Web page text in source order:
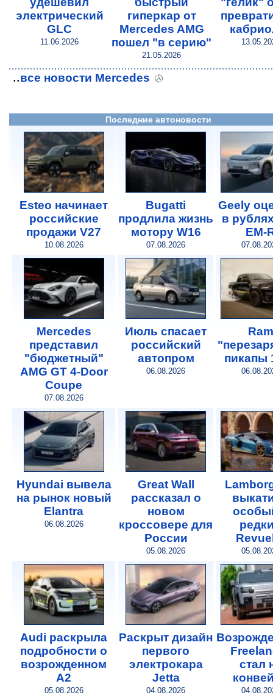
электрический
GLC
11.06.2026
гиперкар от
Mercedes AMG
пошел "в серию"
21.05.2026
..все новости Mercedes
Последние автоновости
Esteo начинает
российские
продажи V27
10.08.2026
Bugatti
продлила жизнь
мотору W16
07.08.2026
Geely
в
EM-
Mercedes
представил
"бюджетный"
AMG GT 4-Door
Coupe
07.08.2026
Июль спасает
российский
автопром
06.08.2026
Ram
пикапы
Hyundai вывела
на рынок новый
Elantra
06.08.2026
Great Wall
рассказал о
новом
кроссовере для
России
05.08.2026
Audi раскрыла
подробности о
возрожденном
A2
05.08.2026
Раскрыт дизайн
первого
электрокара
Jetta
04.08.2026
стал